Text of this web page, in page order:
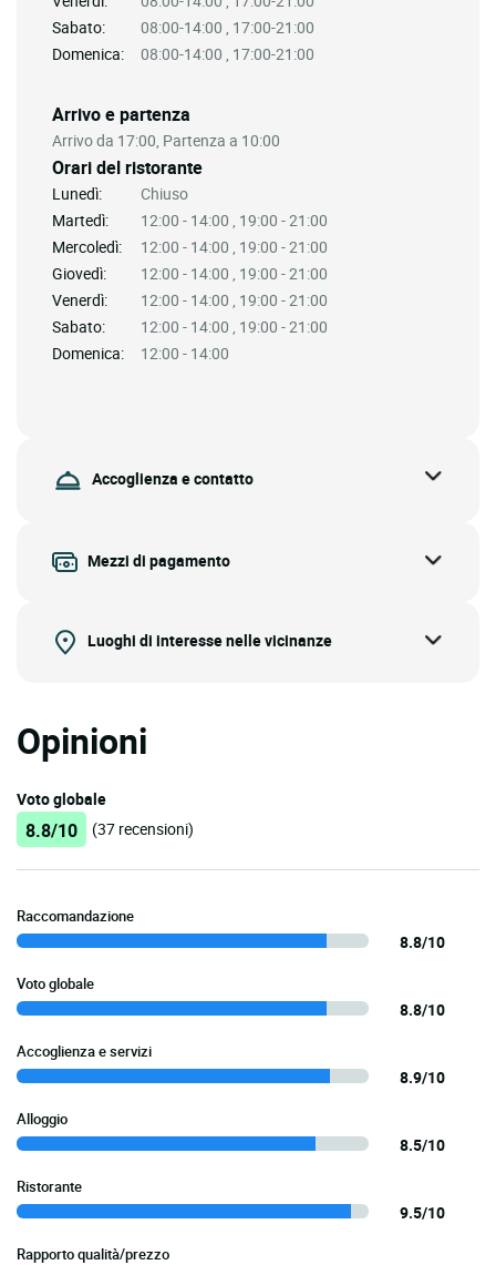
Sabato:
08:00-14:00 , 17:00-21:00
Domenica:
08:00-14:00 , 17:00-21:00
Arrivo e partenza
Arrivo da 17:00, Partenza a 10:00
Orari del ristorante
Lunedì:
Chiuso
Martedì:
12:00 - 14:00 , 19:00 - 21:00
Mercoledì:
12:00 - 14:00 , 19:00 - 21:00
Giovedì:
12:00 - 14:00 , 19:00 - 21:00
Venerdì:
12:00 - 14:00 , 19:00 - 21:00
Sabato:
12:00 - 14:00 , 19:00 - 21:00
Domenica:
12:00 - 14:00
Accoglienza e contatto
Mezzi di pagamento
Luoghi di interesse nelle vicinanze
Opinioni
Voto globale
8.8/10 (37 recensioni)
Raccomandazione
8.8/10
Voto globale
8.8/10
Accoglienza e servizi
8.9/10
Alloggio
8.5/10
Ristorante
9.5/10
Rapporto qualità/prezzo